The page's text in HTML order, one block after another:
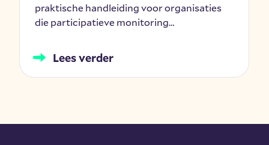
praktische handleiding voor organisaties
die participatieve monitoring…
Lees verder